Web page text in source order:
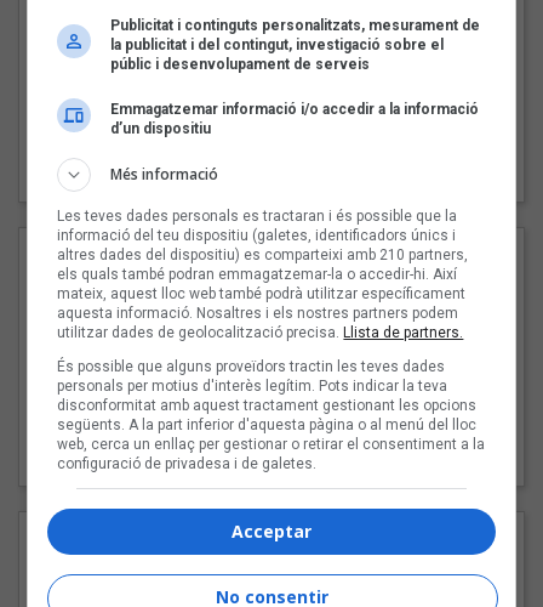
Pep Álvarez amb Joan Muntaner (Xanguito)
"Les cabres"
94 Rules amb Compte
Publicitat i continguts personalitzats, mesurament de
la publicitat i del contingut, investigació sobre el
públic i desenvolupament de serveis
Emmagatzemar informació i/o accedir a la informació
d’un dispositiu
Més informació
Les teves dades personals es tractaran i és possible que la
informació del teu dispositiu (galetes, identificadors únics i
altres dades del dispositiu) es comparteixi amb 210 partners,
els quals també podran emmagatzemar-la o accedir-hi. Així
mateix, aquest lloc web també podrà utilitzar específicament
aquesta informació. Nosaltres i els nostres partners podem
utilitzar dades de geolocalització precisa.Llista de partners.
És possible que alguns proveïdors tractin les teves dades
personals per motius d'interès legítim. Pots indicar la teva
disconformitat amb aquest tractament gestionant les opcions
següents. A la part inferior d'aquesta pàgina o al menú del lloc
web, cerca un enllaç per gestionar o retirar el consentiment a la
configuració de privadesa i de galetes.
Acceptar
No consentir